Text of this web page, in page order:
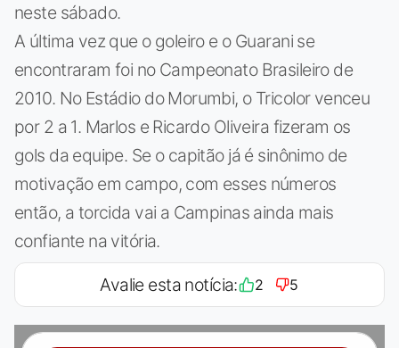
neste sábado.
A última vez que o goleiro e o Guarani se
encontraram foi no Campeonato Brasileiro de
2010. No Estádio do Morumbi, o Tricolor venceu
por 2 a 1. Marlos e Ricardo Oliveira fizeram os
gols da equipe. Se o capitão já é sinônimo de
motivação em campo, com esses números
então, a torcida vai a Campinas ainda mais
confiante na vitória.
Avalie esta notícia: 2 5